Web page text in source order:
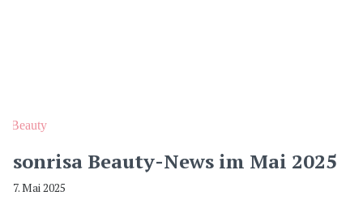
Beauty
sonrisa Beauty-News im Mai 2025
7. Mai 2025